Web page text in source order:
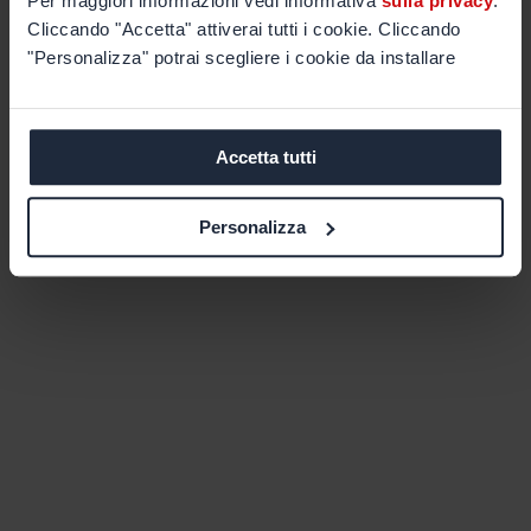
Cliccando "Accetta" attiverai tutti i cookie. Cliccando
"Personalizza" potrai scegliere i cookie da installare
Accetta tutti
Personalizza